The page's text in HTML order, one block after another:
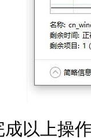
成以上操